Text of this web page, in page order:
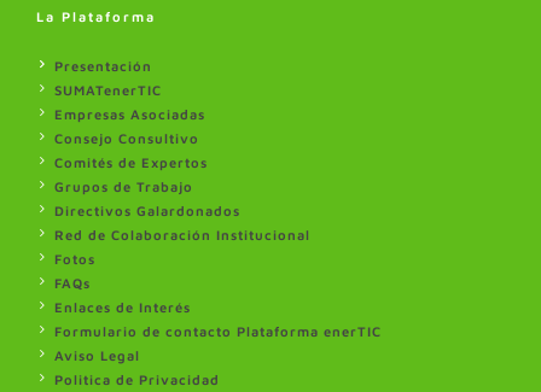
La Plataforma
Presentación
SUMATenerTIC
Empresas Asociadas
Consejo Consultivo
Comités de Expertos
Grupos de Trabajo
Directivos Galardonados
Red de Colaboración Institucional
Fotos
FAQs
Enlaces de Interés
Formulario de contacto Plataforma enerTIC
Aviso Legal
Politica de Privacidad